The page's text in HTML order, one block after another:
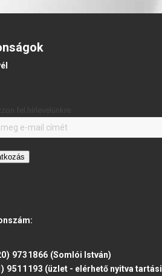
9731866 (Somlói István)
9511193 (üzlet - elérhető nyitva tartási